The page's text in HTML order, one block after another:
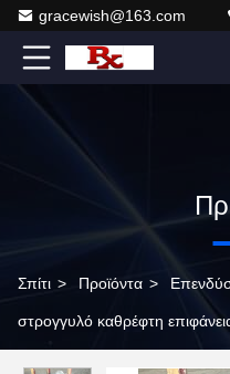
gracewish@163.com
Σπίτι > Προϊόντα >
στρογγυλό καθρέφτη